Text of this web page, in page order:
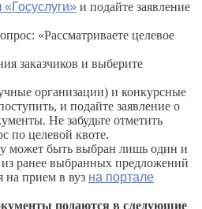
«Госуслуги» и подайте заявление
«Рассматриваете целевое
заказчиков и выберите
организации) и конкурсные
и подайте заявление о
Не забудьте отметить
по целевой квоте.
может быть выбран лишь один и
ранее выбранных предложений
на прием в вуз на портале
подаются в следующие